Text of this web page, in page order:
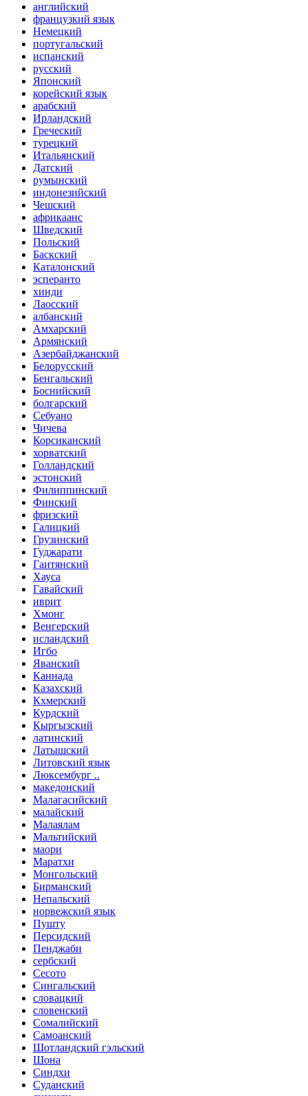
английский
французкий язык
Немецкий
португальский
испанский
русский
Японский
корейский язык
арабский
Ирландский
Греческий
турецкий
Итальянский
Датский
румынский
индонезийский
Чешский
африкаанс
Шведский
Польский
Баскский
Каталонский
эсперанто
хинди
Лаосский
албанский
Амхарский
Армянский
Азербайджанский
Белорусский
Бенгальский
Боснийский
болгарский
Себуано
Чичева
Корсиканский
хорватский
Голландский
эстонский
Филиппинский
Финский
фризский
Галицкий
Грузинский
Гуджарати
Гаитянский
Хауса
Гавайский
иврит
Хмонг
Венгерский
исландский
Игбо
Яванский
Каннада
Казахский
Кхмерский
Курдский
Кыргызский
латинский
Латышский
Литовский язык
Люксембург ..
македонский
Малагасийский
малайский
Малаялам
Мальтийский
маори
Маратхи
Монгольский
Бирманский
Непальский
норвежский язык
Пушту
Персидский
Пенджаби
сербский
Сесото
Сингальский
словацкий
словенский
Сомалийский
Самоанский
Шотландский гэльский
Шона
Синдхи
Суданский